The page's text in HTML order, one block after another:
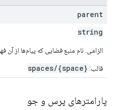
parent
string
الزامی. نام منبع فضایی که پیام‌ها از
قالب: spaces/{space}
پارامترهای پرس و جو